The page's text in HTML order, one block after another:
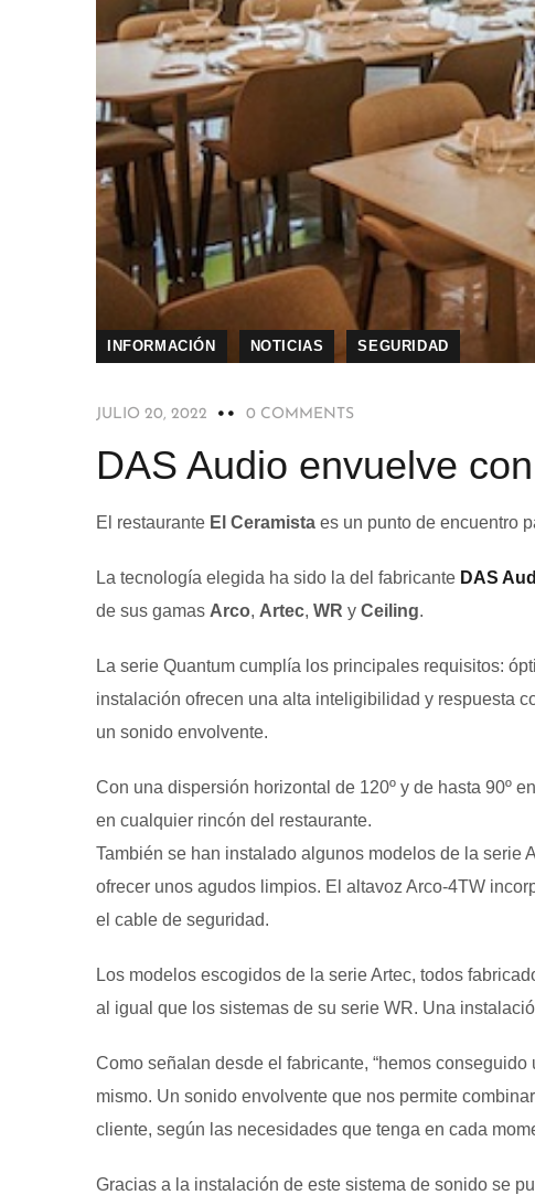
INFORMACIÓN NOTICIAS SEGURIDAD
JULIO 20, 2022 0 COMMENTS
DAS Audio envuelve
El restaurante El Ceramista es un punto de encuentro
La tecnología elegida ha sido la del fabricante DAS
de sus gamas Arco, Artec, WR y Ceiling.
La serie Quantum cumplía los principales requisitos:
instalación ofrecen una alta inteligibilidad y respuesta
un sonido envolvente.
Con una dispersión horizontal de 120º y de hasta 90º
en cualquier rincón del restaurante.
También se han instalado algunos modelos de la serie
ofrecer unos agudos limpios. El altavoz Arco-4TW
el cable de seguridad.
Los modelos escogidos de la serie Artec, todos
al igual que los sistemas de su serie WR. Una
Como señalan desde el fabricante, “hemos
mismo. Un sonido envolvente que nos permite
cliente, según las necesidades que tenga en cada
Gracias a la instalación de este sistema de sonido se